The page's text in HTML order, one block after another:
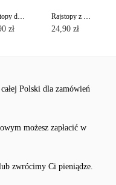
Rajstopy damskie ze wzmocnią częścią majtkową NUANCE 20 Lycra®
zł
Rajstopy z efektem "delikatny jedwab" PRESTIGE 40 Lycra®
24,90 zł
Polski dla zamówień
możesz zapłacić w
zwrócimy Ci pieniądze.